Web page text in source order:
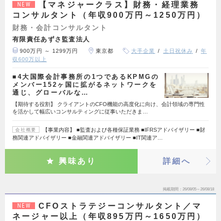
NEW
【マネジャークラス】財務・経理業務
コンサルタント（年収900万円～1250万円）
財務・会計コンサルタント
有限責任あずさ監査法人
900万円 ～ 1299万円 東京都 大手企業 土日祝休み
年
収600万以上
■4大国際会計事務所の1つであるKPMGの
メンバー152ヶ国に拡がるネットワークを
通じ、グローバルな…
【期待する役割】 クライアントのCFO機能の高度化に向け、会計領域の専門性
を活かして幅広いコンサルティングに従事いただきま…
会社概要
【事業内容】 ■監査および各種保証業務 ■IFRSアドバイザリー ■財
務関連アドバイザリー ■金融関連アドバイザリー ■IT関連ア…
興味あり 詳細へ
掲載期間 26/08/05～26/08/18
NEW
CFOストラテジーコンサルタント／マ
ネージャー以上（年収895万円～1650万円）